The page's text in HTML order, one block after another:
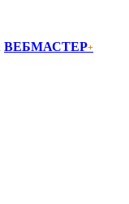
ВЕБМАСТЕР+